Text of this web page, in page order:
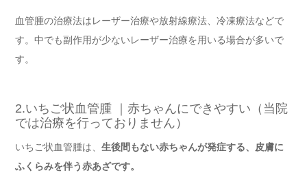
血管腫の治療法はレーザー治療や放射線療法、冷凍療法などで
す。中でも副作用が少ないレーザー治療を用いる場合が多いで
す。
2.いちご状血管腫 ｜赤ちゃんにできやすい（当院
では治療を行っておりません）
いちご状血管腫は、 生後間もない赤ちゃんが発症する、皮膚に
ふくらみを伴う赤あざです。